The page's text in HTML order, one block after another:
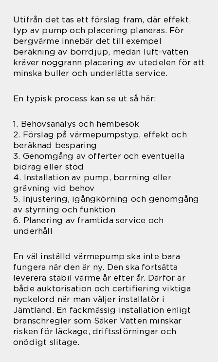
Utifrån det tas ett förslag fram, där effekt,
typ av pump och placering planeras. För
bergvärme innebär det till exempel
beräkning av borrdjup, medan luft-vatten
kräver noggrann placering av utedelen för att
minska buller och underlätta service.
En typisk process kan se ut så här:
1. Behovsanalys och hembesök
2. Förslag på värmepumpstyp, effekt och
beräknad besparing
3. Genomgång av offerter och eventuella
bidrag eller stöd
4. Installation av pump, borrning eller
grävning vid behov
5. Injustering, igångkörning och genomgång
av styrning och funktion
6. Planering av framtida service och
underhåll
En väl inställd värmepump ska inte bara
fungera när den är ny. Den ska fortsätta
leverera stabil värme år efter år. Därför är
både auktorisation och certifiering viktiga
nyckelord när man väljer installatör i
Jämtland. En fackmässig installation enligt
branschregler som Säker Vatten minskar
risken för läckage, driftsstörningar och
onödigt slitage.